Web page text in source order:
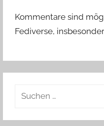
Kommentare sind
Fediverse,
Suchen